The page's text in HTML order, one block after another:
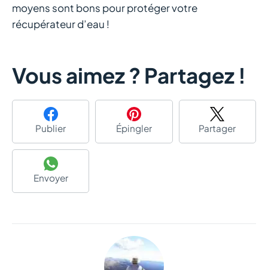
moyens sont bons pour protéger votre
récupérateur d’eau !
Vous aimez ? Partagez !
Publier Épingler Partager
Envoyer